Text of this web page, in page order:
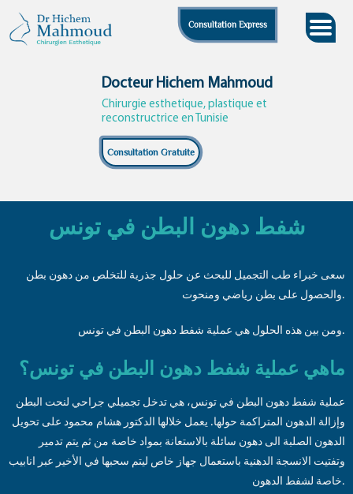
content
Consultation Express
Docteur Hichem Mahmoud
Chirurgie esthetique, plastique et
reconstructrice en Tunisie
Consultation Gratuite
شفط دهون البطن في تونس
سعى خبراء طب التجميل للبحث عن حلول جذرية للتخلص من دهون بطن
والحصول على بطن رياضي ومنحوت.
ومن بين هذه الحلول هي عملية شفط دهون البطن في تونس.
ماهي عملية شفط دهون البطن في تونس؟
عملية شفط دهون البطن في تونس، هي تدخل تجميلي جراحي لنحت البطن
وإزالة الدهون المتراكمة حولها. يعمل خلالها الدكتور هشام محمود على تحويل
الدهون الصلبة الى دهون سائلة بالاستعانة بمواد خاصة من ثم يتم تدمير
وتفتيت الانسجة الدهنية باستعمال جهاز خاص ليتم سحبها في الأخير عبر انابيب
خاصة لشفط الدهون.